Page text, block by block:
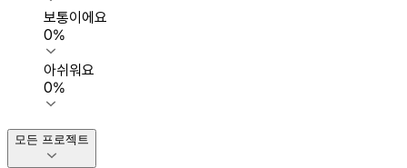
보통이에요
0%
아쉬워요
0%
모든 프로젝트